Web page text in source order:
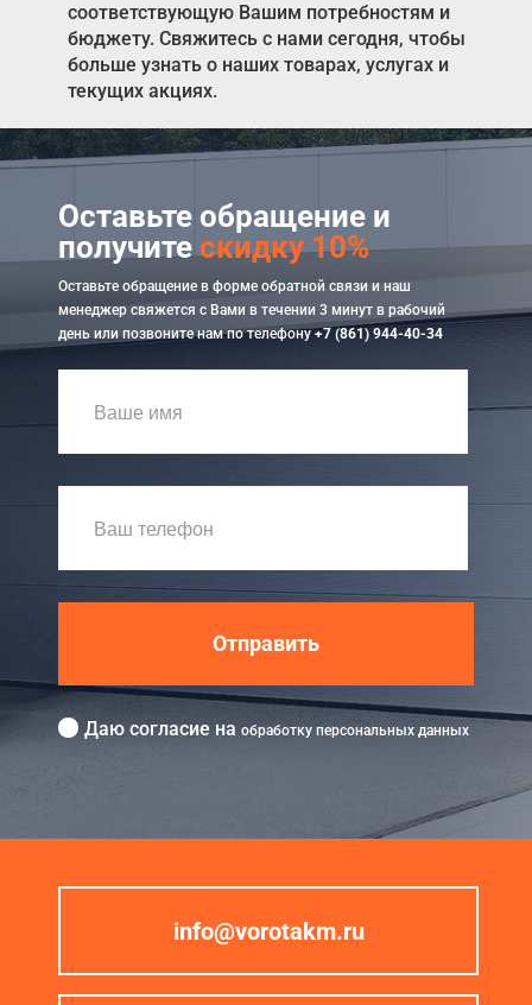
соответствующую Вашим потребностям и
бюджету. Свяжитесь с нами сегодня, чтобы
больше узнать о наших товарах, услугах и
текущих акциях.
Оставьте обращение и
получитескидку 10%
Оставьте обращение в форме обратной связи и наш
менеджер свяжется с Вами в течении 3 минут в рабочий
день или позвоните нам по телефону+7 (861) 944-40-34
Отправить
Даю согласие на обработку персональных данных
info@vorotakm.ru